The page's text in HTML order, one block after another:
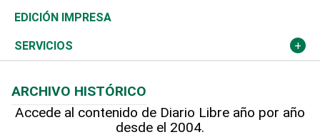
Caribe
Resto del mundo
Global y variable
Economía personal
Novedades
Podcast Arte Libre
Hablando con el pediatra
Olimpismo
Más deportes
Noticiero Poteleche
Columnistas
Más firmas
Martes de tecnología
Cambio climático
Deportes
Opinión
Hecho en casa
EDICIÓN IMPRESA
SERVICIOS
Cumpleaños
ARCHIVO HISTÓRICO
Accede al contenido de Diario Libre año por año
desde el 2004.